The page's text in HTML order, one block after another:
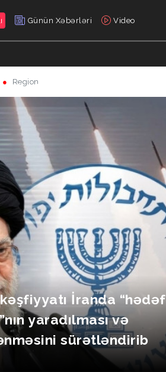
Günün Xəbərləri Video
GÜNDƏLIK
Region
İranda “hədəf
yaradılması və
sürətləndirib